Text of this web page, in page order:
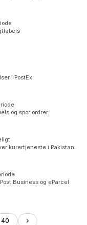
i PostEx
og spor ordrer.
kurertjeneste i Pakistan.
Business og eParcel
40